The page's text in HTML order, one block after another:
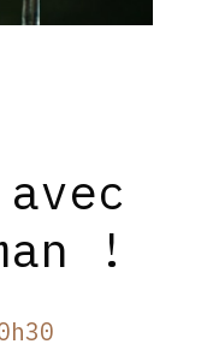
avec
!